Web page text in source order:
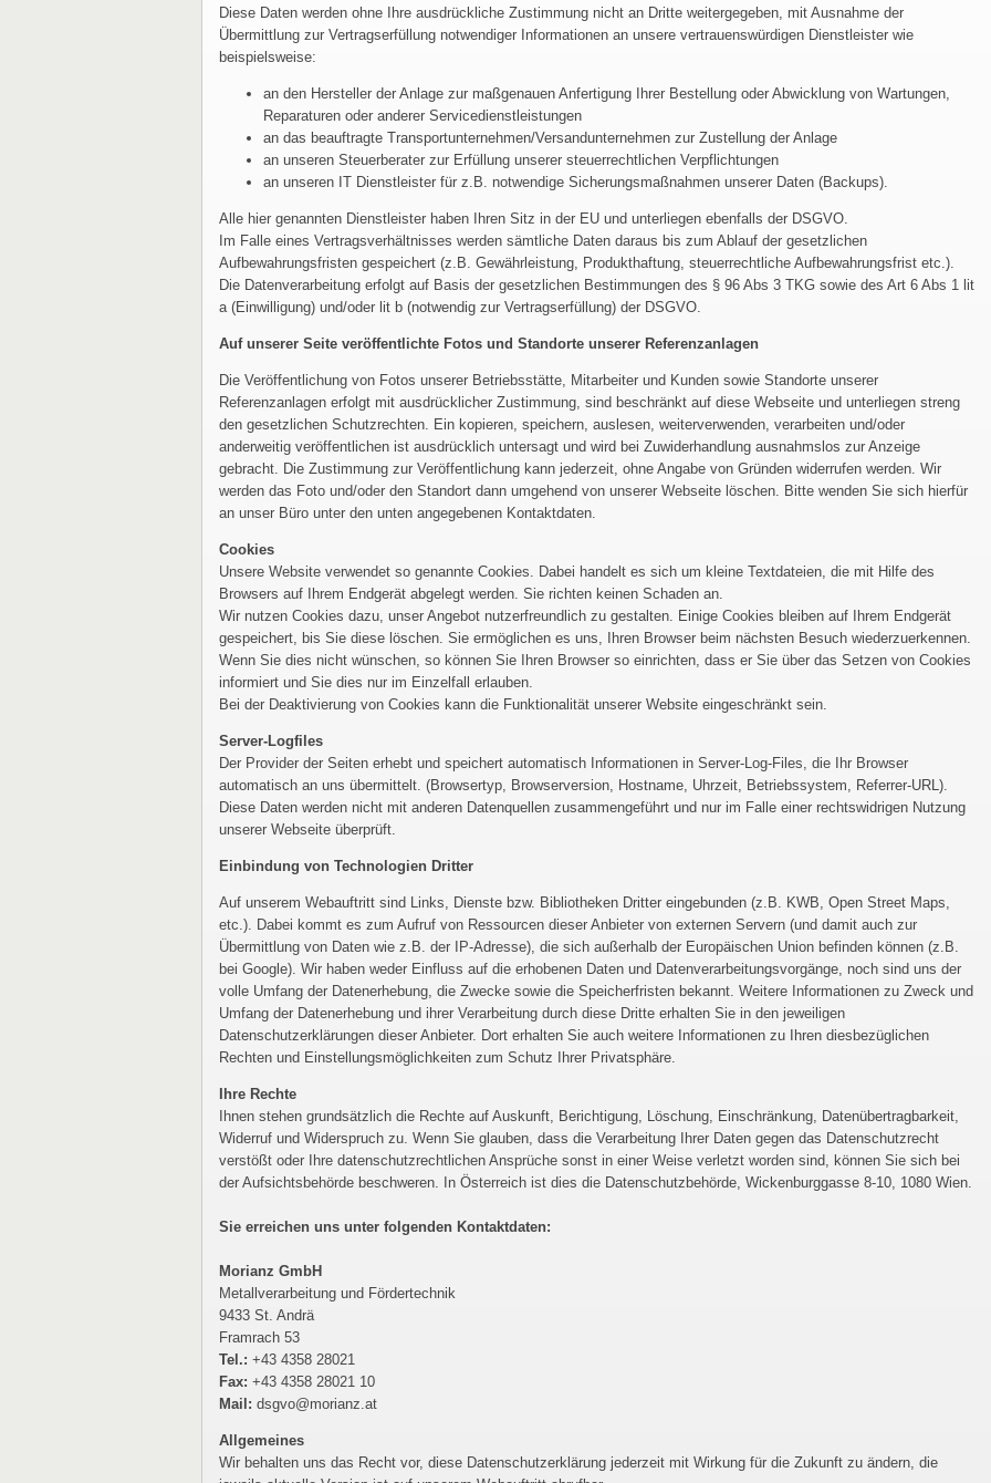
Diese Daten werden ohne Ihre ausdrückliche Zustimmung nicht an Dritte weitergegeben, mit Ausnahme der
Übermittlung zur Vertragserfüllung notwendiger Informationen an unsere vertrauenswürdigen Dienstleister wie
beispielsweise:
an den Hersteller der Anlage zur maßgenauen Anfertigung Ihrer Bestellung oder Abwicklung von Wartungen,
Reparaturen oder anderer Servicedienstleistungen
an das beauftragte Transportunternehmen/Versandunternehmen zur Zustellung der Anlage
an unseren Steuerberater zur Erfüllung unserer steuerrechtlichen Verpflichtungen
an unseren IT Dienstleister für z.B. notwendige Sicherungsmaßnahmen unserer Daten (Backups).
Alle hier genannten Dienstleister haben Ihren Sitz in der EU und unterliegen ebenfalls der DSGVO.
Im Falle eines Vertragsverhältnisses werden sämtliche Daten daraus bis zum Ablauf der gesetzlichen
Aufbewahrungsfristen gespeichert (z.B. Gewährleistung, Produkthaftung, steuerrechtliche Aufbewahrungsfrist etc.).
Die Datenverarbeitung erfolgt auf Basis der gesetzlichen Bestimmungen des § 96 Abs 3 TKG sowie des Art 6 Abs 1 lit
a (Einwilligung) und/oder lit b (notwendig zur Vertragserfüllung) der DSGVO.
Auf unserer Seite veröffentlichte Fotos und Standorte unserer Referenzanlagen
Die Veröffentlichung von Fotos unserer Betriebsstätte, Mitarbeiter und Kunden sowie Standorte unserer
Referenzanlagen erfolgt mit ausdrücklicher Zustimmung, sind beschränkt auf diese Webseite und unterliegen streng
den gesetzlichen Schutzrechten. Ein kopieren, speichern, auslesen, weiterverwenden, verarbeiten und/oder
anderweitig veröffentlichen ist ausdrücklich untersagt und wird bei Zuwiderhandlung ausnahmslos zur Anzeige
gebracht. Die Zustimmung zur Veröffentlichung kann jederzeit, ohne Angabe von Gründen widerrufen werden. Wir
werden das Foto und/oder den Standort dann umgehend von unserer Webseite löschen. Bitte wenden Sie sich hierfür
an unser Büro unter den unten angegebenen Kontaktdaten.
Cookies
Unsere Website verwendet so genannte Cookies. Dabei handelt es sich um kleine Textdateien, die mit Hilfe des
Browsers auf Ihrem Endgerät abgelegt werden. Sie richten keinen Schaden an.
Wir nutzen Cookies dazu, unser Angebot nutzerfreundlich zu gestalten. Einige Cookies bleiben auf Ihrem Endgerät
gespeichert, bis Sie diese löschen. Sie ermöglichen es uns, Ihren Browser beim nächsten Besuch wiederzuerkennen.
Wenn Sie dies nicht wünschen, so können Sie Ihren Browser so einrichten, dass er Sie über das Setzen von Cookies
informiert und Sie dies nur im Einzelfall erlauben.
Bei der Deaktivierung von Cookies kann die Funktionalität unserer Website eingeschränkt sein.
Server-Logfiles
Der Provider der Seiten erhebt und speichert automatisch Informationen in Server-Log-Files, die Ihr Browser
automatisch an uns übermittelt. (Browsertyp, Browserversion, Hostname, Uhrzeit, Betriebssystem, Referrer-URL).
Diese Daten werden nicht mit anderen Datenquellen zusammengeführt und nur im Falle einer rechtswidrigen Nutzung
unserer Webseite überprüft.
Einbindung von Technologien Dritter
Auf unserem Webauftritt sind Links, Dienste bzw. Bibliotheken Dritter eingebunden (z.B. KWB, Open Street Maps,
etc.). Dabei kommt es zum Aufruf von Ressourcen dieser Anbieter von externen Servern (und damit auch zur
Übermittlung von Daten wie z.B. der IP-Adresse), die sich außerhalb der Europäischen Union befinden können (z.B.
bei Google). Wir haben weder Einfluss auf die erhobenen Daten und Datenverarbeitungsvorgänge, noch sind uns der
volle Umfang der Datenerhebung, die Zwecke sowie die Speicherfristen bekannt. Weitere Informationen zu Zweck und
Umfang der Datenerhebung und ihrer Verarbeitung durch diese Dritte erhalten Sie in den jeweiligen
Datenschutzerklärungen dieser Anbieter. Dort erhalten Sie auch weitere Informationen zu Ihren diesbezüglichen
Rechten und Einstellungsmöglichkeiten zum Schutz Ihrer Privatsphäre.
Ihre Rechte
Ihnen stehen grundsätzlich die Rechte auf Auskunft, Berichtigung, Löschung, Einschränkung, Datenübertragbarkeit,
Widerruf und Widerspruch zu. Wenn Sie glauben, dass die Verarbeitung Ihrer Daten gegen das Datenschutzrecht
verstößt oder Ihre datenschutzrechtlichen Ansprüche sonst in einer Weise verletzt worden sind, können Sie sich bei
der Aufsichtsbehörde beschweren. In Österreich ist dies die Datenschutzbehörde, Wickenburggasse 8-10, 1080 Wien.
Sie erreichen uns unter folgenden Kontaktdaten:
Morianz GmbH
Metallverarbeitung und Fördertechnik
9433 St. Andrä
Framrach 53
Tel.: +43 4358 28021
Fax: +43 4358 28021 10
Mail: dsgvo@morianz.at
Allgemeines
Wir behalten uns das Recht vor, diese Datenschutzerklärung jederzeit mit Wirkung für die Zukunft zu ändern, die